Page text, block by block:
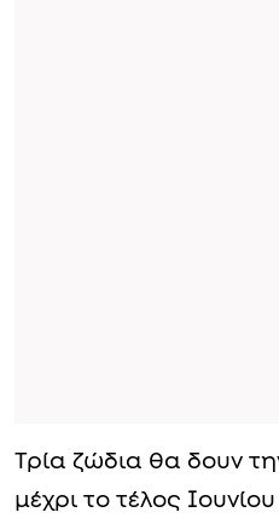
Τρία ζώδια θα δουν
μέχρι το τέλος Ιουνίου